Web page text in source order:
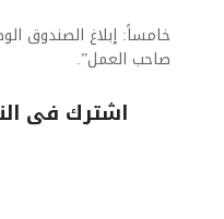
خامساً: إبلاغ الصندوق
صاحب العمل”.
اشترك فى